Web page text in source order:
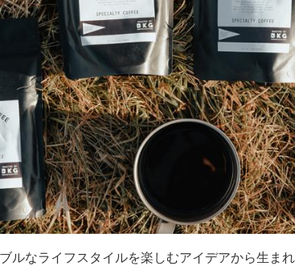
ルなライフスタイルを楽しむアイデアから生ま